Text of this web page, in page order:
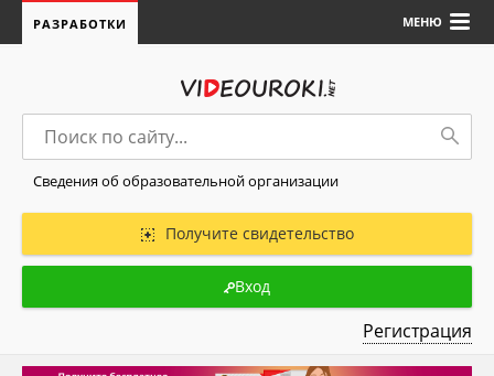
МЕНЮ
РАЗРАБОТКИ
Сведения об образовательной организации
Получите свидетельство
Вход
Регистрация